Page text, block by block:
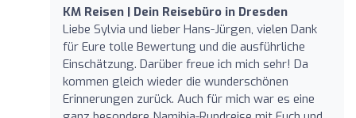
KM Reisen | Dein Reisebüro in Dresden
Liebe Sylvia und lieber Hans-Jürgen, vielen Dank
für Eure tolle Bewertung und die ausführliche
Einschätzung. Darüber freue ich mich sehr! Da
kommen gleich wieder die wunderschönen
Erinnerungen zurück. Auch für mich war es eine